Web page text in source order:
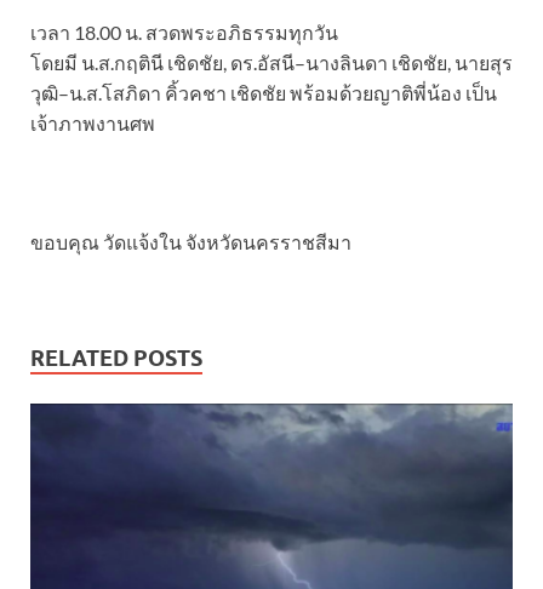
เวลา 18.00 น. สวดพระอภิธรรมทุกวัน
โดยมี น.ส.กฤตินี เชิดชัย, ดร.อัสนี–นางลินดา เชิดชัย, นายสุร
วุฒิ–น.ส.โสภิดา คิ้วคชา เชิดชัย พร้อมด้วยญาติพี่น้อง เป็น
เจ้าภาพงานศพ
ขอบคุณ วัดแจ้งใน จังหวัดนครราชสีมา
RELATED POSTS